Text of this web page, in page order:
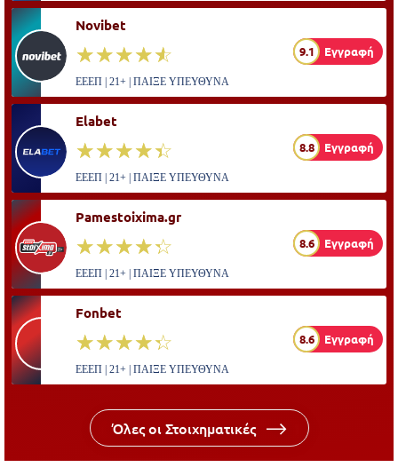
Novibet
☆☆☆☆☆
★★★★★ 9.1 Εγγραφή
ΕΕΕΠ | 21+ | ΠΑΙΞΕ ΥΠΕΥΘΥΝΑ
Elabet
☆☆☆☆☆
★★★★★ 8.8 Εγγραφή
ΕΕΕΠ | 21+ | ΠΑΙΞΕ ΥΠΕΥΘΥΝΑ
Pamestoixima.gr
☆☆☆☆☆
★★★★★ 8.6 Εγγραφή
ΕΕΕΠ | 21+ | ΠΑΙΞΕ ΥΠΕΥΘΥΝΑ
Fonbet
☆☆☆☆☆
★★★★★ 8.6 Εγγραφή
ΕΕΕΠ | 21+ | ΠΑΙΞΕ ΥΠΕΥΘΥΝΑ
Όλες οι Στοιχηματικές